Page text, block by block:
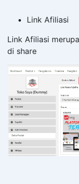
Link Afiliasi
Link Afiliasi
di share